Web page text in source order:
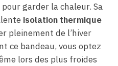
garder la chaleur. Sa
isolation thermique
pleinement de l’hiver
ce bandeau, vous optez
lors des plus froides